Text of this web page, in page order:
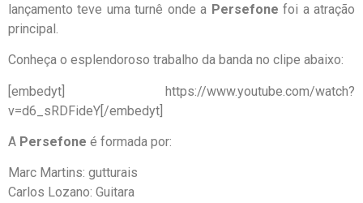
lançamento teve uma turnê onde a Persefone foi a atração
principal.
Conheça o esplendoroso trabalho da banda no clipe abaixo:
[embedyt] https://www.youtube.com/watch?
v=d6_sRDFideY[/embedyt]
A Persefone é formada por:
Marc Martins: gutturais
Carlos Lozano: Guitara